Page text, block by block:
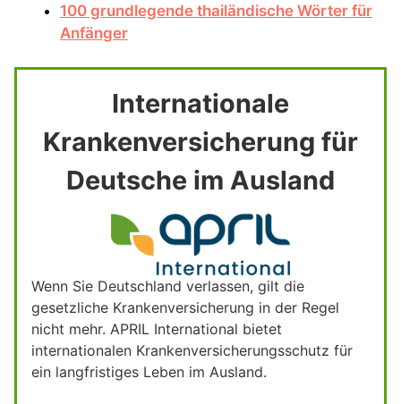
100 grundlegende thailändische Wörter für
Anfänger
Internationale
Krankenversicherung für
Deutsche im Ausland
Wenn Sie Deutschland verlassen, gilt die
gesetzliche Krankenversicherung in der Regel
nicht mehr. APRIL International bietet
internationalen Krankenversicherungsschutz für
ein langfristiges Leben im Ausland.